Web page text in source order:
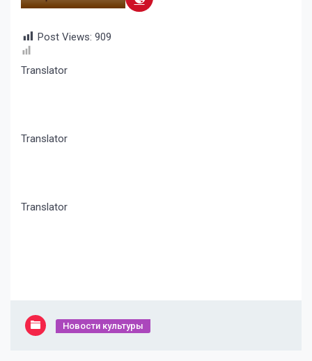
Post Views: 909
Translator
Translator
Translator
Новости культуры